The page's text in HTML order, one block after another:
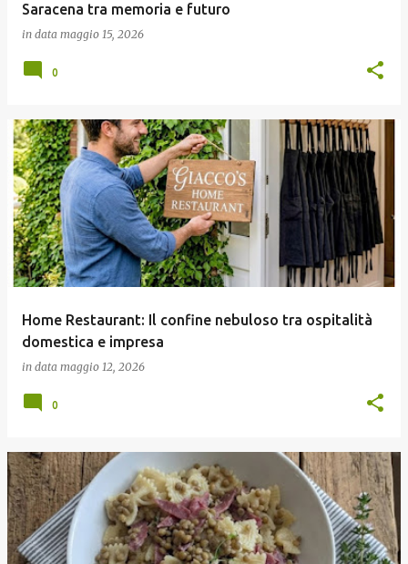
Saracena tra memoria e futuro
in data maggio 15, 2026
0
Home Restaurant: Il confine nebuloso tra ospitalità
domestica e impresa
in data maggio 12, 2026
0